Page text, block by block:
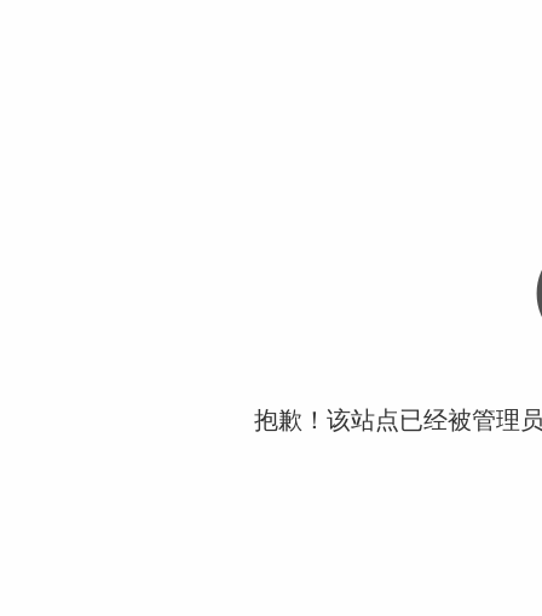
抱歉！该站点已经被管理